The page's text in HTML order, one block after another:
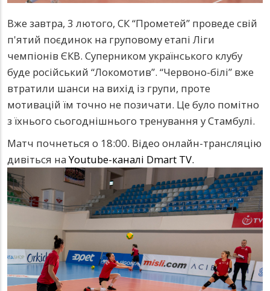
Вже завтра, 3 лютого, СК “Прометей” проведе свій
п'ятий поєдинок на груповому етапі Ліги
чемпіонів ЄКВ. Суперником українського клубу
буде російський “Локомотив”. “Червоно-білі” вже
втратили шанси на вихід із групи, проте
мотивацій їм точно не позичати. Це було помітно
з їхнього сьогоднішнього тренування у Стамбулі.
Матч почнеться о 18:00. Відео онлайн-трансляцію
дивіться на Youtube-каналі Dmart TV.